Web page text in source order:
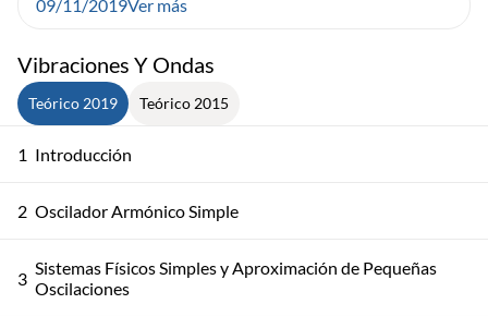
Vibraciones Y Ondas
Teórico 2019 Teórico 2015
1 Introducción
2 Oscilador Armónico Simple
3 Sistemas Físicos Simples y Aproximación de Pequeñas
Oscilaciones
09/11/2019Ver más